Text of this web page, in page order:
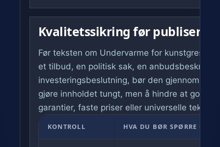
Kvalitetssikring før
Før teksten om Undervarme for
et tilbud, en politisk sak, en
investeringsbeslutning, bør den gjennom en
gjøre innholdet tungt, men å hindre at gode
garantier, faste priser eller universelle
KONTROLL HVA DU BØR SPØRRE OM